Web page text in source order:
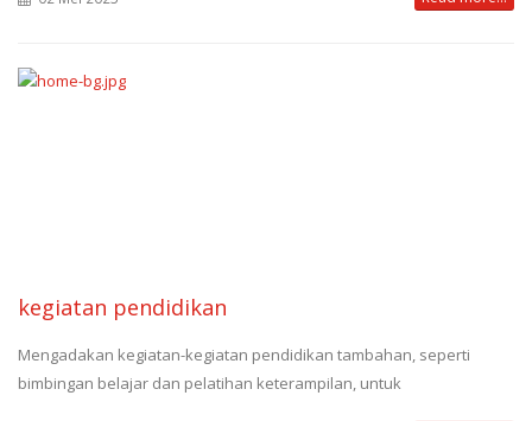
kegiatan pendidikan
Mengadakan kegiatan-kegiatan pendidikan tambahan, seperti
bimbingan belajar dan pelatihan keterampilan, untuk